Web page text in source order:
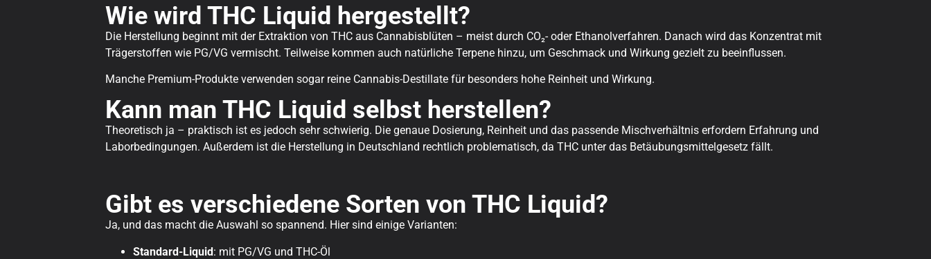
Wie wird THC Liquid hergestellt?
Die Herstellung beginnt mit der Extraktion von THC aus Cannabisblüten – meist durch CO₂- oder Ethanolverfahren. Danach wird das Konzentrat mit
Trägerstoffen wie PG/VG vermischt. Teilweise kommen auch natürliche Terpene hinzu, um Geschmack und Wirkung gezielt zu beeinflussen.
Manche Premium-Produkte verwenden sogar reine Cannabis-Destillate für besonders hohe Reinheit und Wirkung.
Kann man THC Liquid selbst herstellen?
Theoretisch ja – praktisch ist es jedoch sehr schwierig. Die genaue Dosierung, Reinheit und das passende Mischverhältnis erfordern Erfahrung und
Laborbedingungen. Außerdem ist die Herstellung in Deutschland rechtlich problematisch, da THC unter das Betäubungsmittelgesetz fällt.
Gibt es verschiedene Sorten von THC Liquid?
Ja, und das macht die Auswahl so spannend. Hier sind einige Varianten:
Standard-Liquid: mit PG/VG und THC-Öl